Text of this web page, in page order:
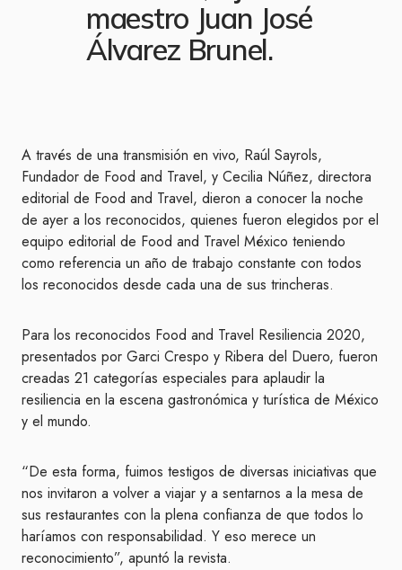
maestro Juan José
Álvarez Brunel.
A través de una transmisión en vivo, Raúl Sayrols,
Fundador de Food and Travel, y Cecilia Núñez, directora
editorial de Food and Travel, dieron a conocer la noche
de ayer a los reconocidos, quienes fueron elegidos por el
equipo editorial de Food and Travel México teniendo
como referencia un año de trabajo constante con todos
los reconocidos desde cada una de sus trincheras.
Para los reconocidos Food and Travel Resiliencia 2020,
presentados por Garci Crespo y Ribera del Duero, fueron
creadas 21 categorías especiales para aplaudir la
resiliencia en la escena gastronómica y turística de México
y el mundo.
“De esta forma, fuimos testigos de diversas iniciativas que
nos invitaron a volver a viajar y a sentarnos a la mesa de
sus restaurantes con la plena confianza de que todos lo
haríamos con responsabilidad. Y eso merece un
reconocimiento”, apuntó la revista.